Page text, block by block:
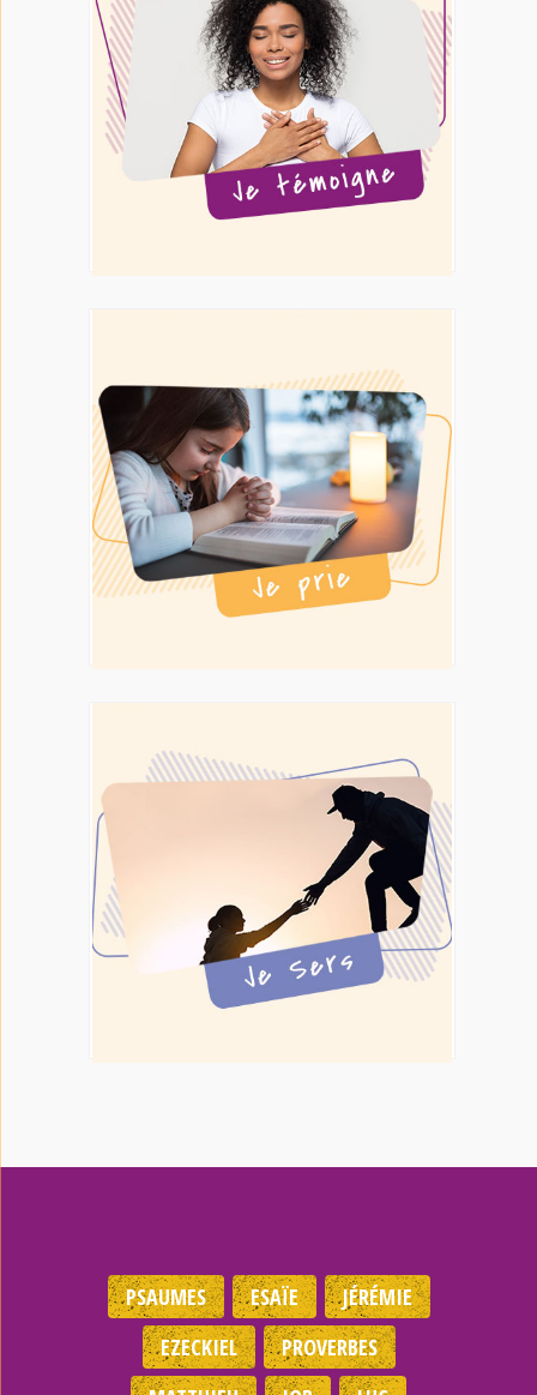
PSAUMES ESAÏE
JÉRÉMIE
EZECKIEL
PROVERBES